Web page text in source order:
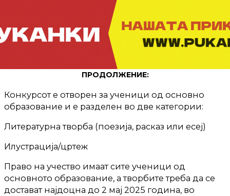
ПРОДОЛЖЕНИЕ:
Конкурсот е отворен за ученици од основно
образование и е разделен во две категории:
Литературна творба (поезија, расказ или есеј)
Илустрација/цртеж
Право на учество имаат сите ученици од
основното образование, а творбите треба да се
достават најдоцна до 2 мај 2025 година, во